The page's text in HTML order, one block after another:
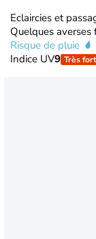
Eclaircies et
Quelques averses
Risque de pluie
Indice UV9 Très fort